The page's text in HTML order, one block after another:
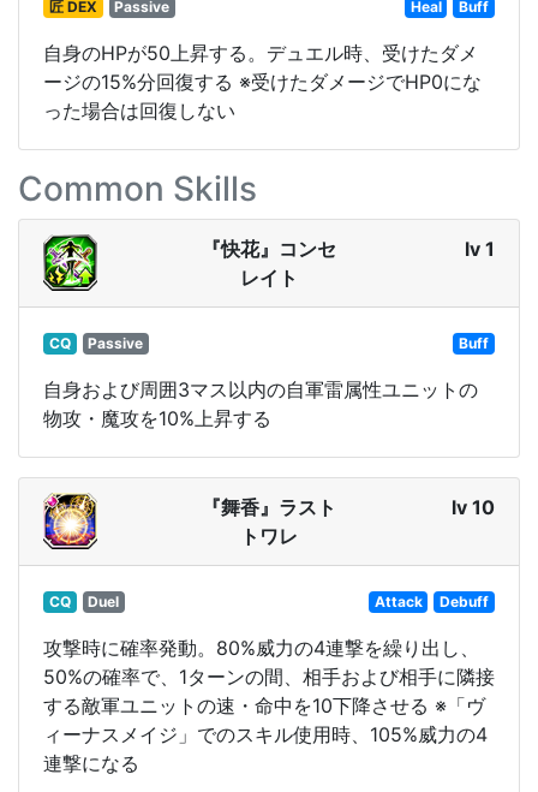
匠 DEX Passive Heal Buff
自身のHPが50上昇する。デュエル時、受けたダメ
ージの15%分回復する ※受けたダメージでHP0にな
った場合は回復しない
Common Skills
『快花』コンセ
レイト
lv 1
CQ Passive Buff
自身および周囲3マス以内の自軍雷属性ユニットの
物攻・魔攻を10%上昇する
『舞香』ラスト
トワレ
lv 10
CQ Duel Attack Debuff
攻撃時に確率発動。80%威力の4連撃を繰り出し、
50%の確率で、1ターンの間、相手および相手に隣接
する敵軍ユニットの速・命中を10下降させる ※「ヴ
ィーナスメイジ」でのスキル使用時、105%威力の4
連撃になる